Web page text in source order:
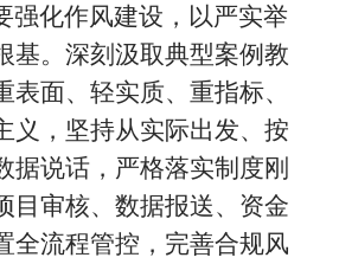
强化作风建设，以严实举
基。深刻汲取典型案例教
表面、轻实质、重指标、
义，坚持从实际出发、按
据说话，严格落实制度刚
目审核、数据报送、资金
全流程管控，完善合规风